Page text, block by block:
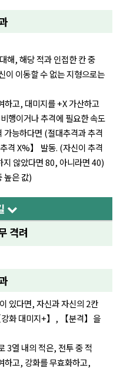
해, 해당 적과 인접한 칸 중
이 이동할 수 없는 지형으로는
하고, 대미지를 +X 가산하고
행이거나 추격에 필요한 속도
가능하다면 (절대추격과 추격
격 X%】 발동. (자신이 추격
지 않았다면 80, 아니라면 40)
높은 값)
격려
있다면, 자신과 자신의 2칸
화 대미지+】, 【분격】을
3열 내의 적은, 전투 중 적
고, 강화를 무효화하고,